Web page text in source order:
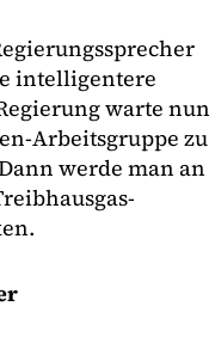
intelligentere
warte nun
Arbeitsgruppe zu
werde man an